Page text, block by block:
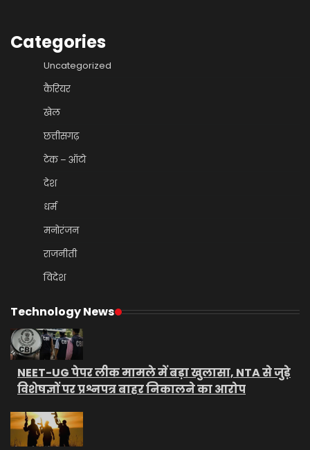
Categories
Uncategorized
कैरियर
खेल
छत्तीसगढ़
टेक – ऑटो
देश
धर्म
मनोरंजन
राजनीती
विदेश
Technology News
NEET-UG पेपर लीक मामले में बड़ा खुलासा, NTA से जुड़े
विशेषज्ञों पर प्रश्नपत्र बाहर निकालने का आरोप